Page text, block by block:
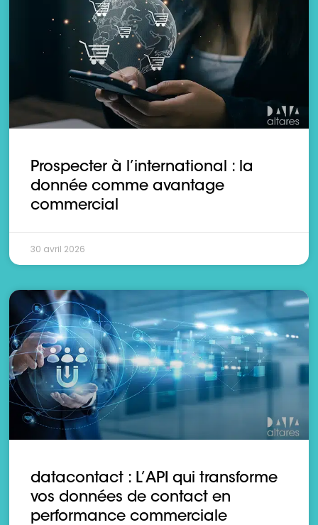
Prospecter à l’international : la
donnée comme avantage
commercial
30 avril 2026
datacontact : L’API qui transforme
vos données de contact en
performance commerciale